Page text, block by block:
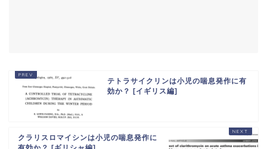
テトラサイクリンは小児の喘息発作に有
効か？ [イギリス編]
クラリスロマイシンは小児の喘息発作に